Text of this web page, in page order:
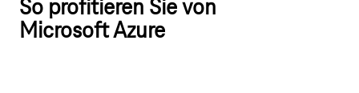
So profitieren Sie von
Microsoft Azure